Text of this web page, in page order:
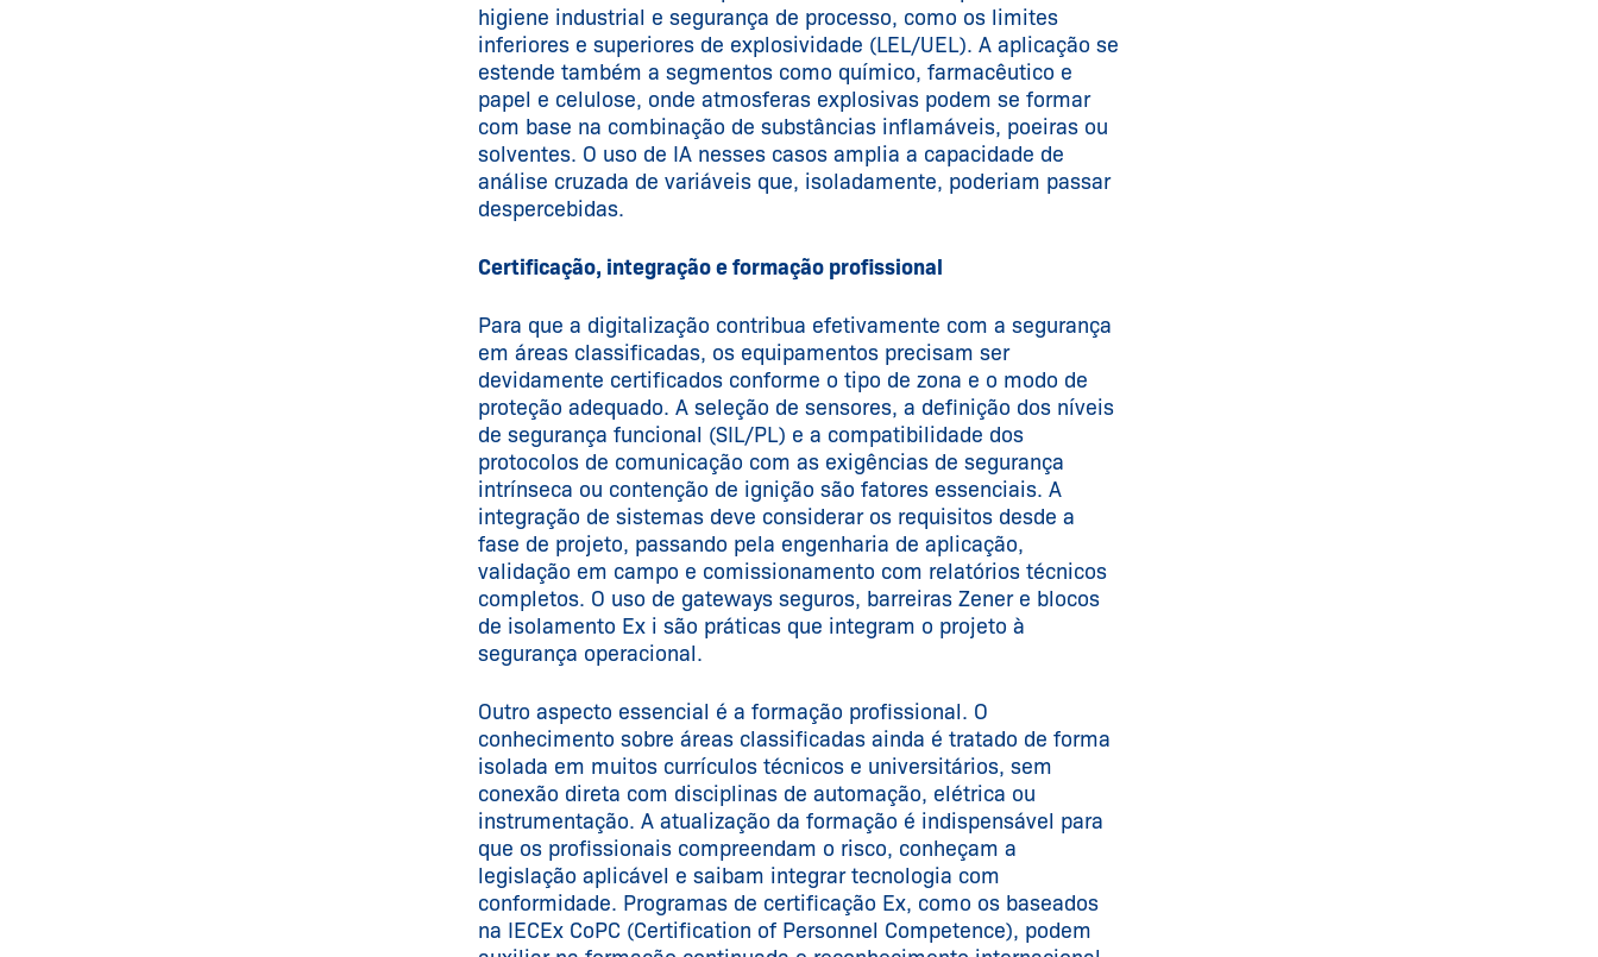
higiene industrial e segurança de processo, como os limites
inferiores e superiores de explosividade (LEL/UEL). A aplicação se
estende também a segmentos como químico, farmacêutico e
papel e celulose, onde atmosferas explosivas podem se formar
com base na combinação de substâncias inflamáveis, poeiras ou
solventes. O uso de IA nesses casos amplia a capacidade de
análise cruzada de variáveis que, isoladamente, poderiam passar
despercebidas.
Certificação, integração e formação profissional
Para que a digitalização contribua efetivamente com a segurança
em áreas classificadas, os equipamentos precisam ser
devidamente certificados conforme o tipo de zona e o modo de
proteção adequado. A seleção de sensores, a definição dos níveis
de segurança funcional (SIL/PL) e a compatibilidade dos
protocolos de comunicação com as exigências de segurança
intrínseca ou contenção de ignição são fatores essenciais. A
integração de sistemas deve considerar os requisitos desde a
fase de projeto, passando pela engenharia de aplicação,
validação em campo e comissionamento com relatórios técnicos
completos. O uso de gateways seguros, barreiras Zener e blocos
de isolamento Ex i são práticas que integram o projeto à
segurança operacional.
Outro aspecto essencial é a formação profissional. O
conhecimento sobre áreas classificadas ainda é tratado de forma
isolada em muitos currículos técnicos e universitários, sem
conexão direta com disciplinas de automação, elétrica ou
instrumentação. A atualização da formação é indispensável para
que os profissionais compreendam o risco, conheçam a
legislação aplicável e saibam integrar tecnologia com
conformidade. Programas de certificação Ex, como os baseados
na IECEx CoPC (Certification of Personnel Competence), podem